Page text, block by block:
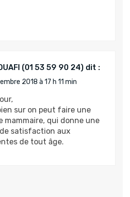
dit :
2018 à 17 h 11 min
sur on peut faire une
mammaire, qui donne une
satisfaction aux
de tout âge.